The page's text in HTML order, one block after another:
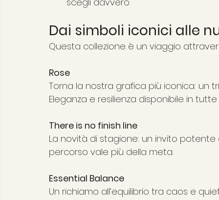
Dai simboli iconici alle
Questa collezione è un viaggio
Rose
Torna la nostra grafica più iconica: un
Eleganza e resilienza disponibile in tutte
There is no finish line
La novità di stagione: un invito
percorso vale più della meta.
Essential Balance
Un richiamo all’equilibrio tra caos e